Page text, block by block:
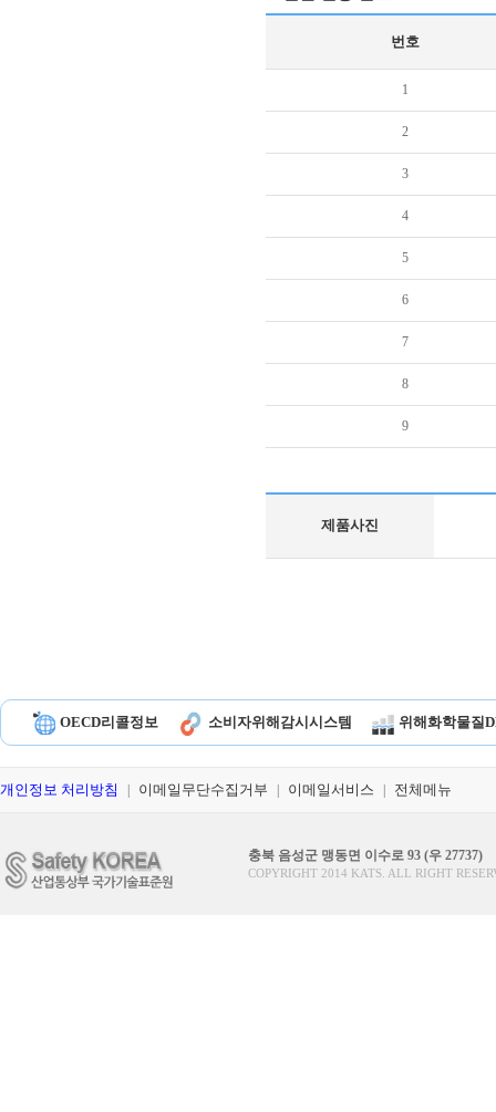
번호
1
2
3
4
5
6
7
8
9
제품사진
OECD리콜정보 소비자위해감시시스템 위해화학물질
개인정보 처리방침 이메일무단수집거부 이메일서비스 전체메뉴
충북 음성군 맹동면 이수로 93 (우 27737)
COPYRIGHT 2014 KATS. ALL RIGHT